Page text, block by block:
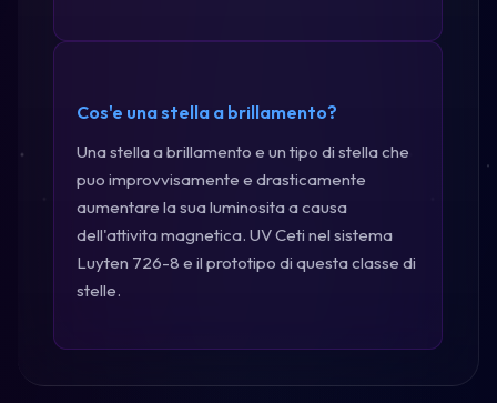
Cos'e una stella a brillamento?
Una stella a brillamento e un tipo di stella che
puo improvvisamente e drasticamente
aumentare la sua luminosita a causa
dell'attivita magnetica. UV Ceti nel sistema
Luyten 726-8 e il prototipo di questa classe di
stelle.